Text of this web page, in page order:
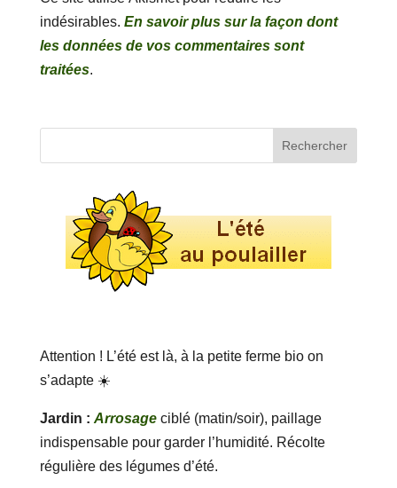
indésirables. En savoir plus sur la façon dont
les données de vos commentaires sont
traitées.
Attention ! L’été est là, à la petite ferme bio on
s’adapte ☀️
Jardin : Arrosageciblé (matin/soir), paillage
indispensable pour garder l’humidité. Récolte
régulière des légumes d’été.